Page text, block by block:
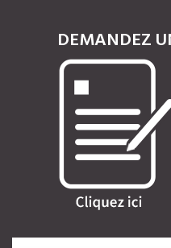
DEMANDEZ